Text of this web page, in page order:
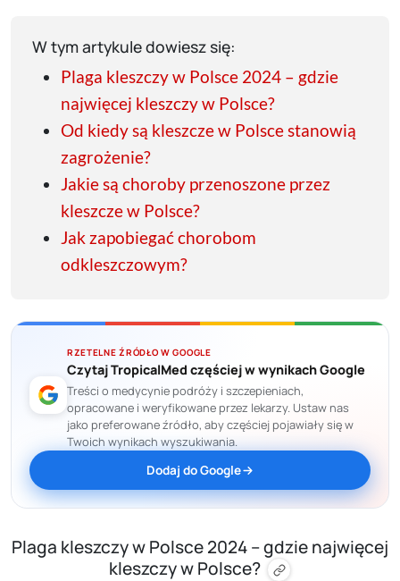
W tym artykule dowiesz się:
Plaga kleszczy w Polsce 2024 – gdzie
najwięcej kleszczy w Polsce?
Od kiedy są kleszcze w Polsce stanowią
zagrożenie?
Jakie są choroby przenoszone przez
kleszcze w Polsce?
Jak zapobiegać chorobom
odkleszczowym?
RZETELNE ŹRÓDŁO W GOOGLE
Czytaj TropicalMed częściej w wynikach Google
Treści o medycynie podróży i szczepieniach,
opracowane i weryfikowane przez lekarzy. Ustaw nas
jako preferowane źródło, aby częściej pojawiały się w
Twoich wynikach wyszukiwania.
Dodaj do Google
Plaga kleszczy w Polsce 2024 – gdzie najwięcej
kleszczy w Polsce?